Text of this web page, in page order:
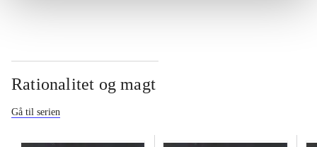
Rationalitet og magt
Gå til serien